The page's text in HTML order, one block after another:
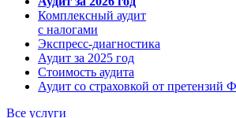
Комплексный аудит
с налогами
Экспресс-диагностика
Аудит за 2025 год
Стоимость аудита
Аудит со страховкой от претензий
Все услуги